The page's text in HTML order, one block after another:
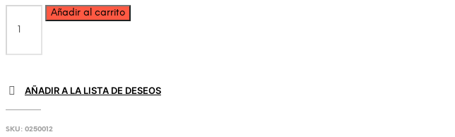
Lightweight
Azul
Añadir al carrito
AÑADIR A LA LISTA DE DESEOS
SKU: 0250012